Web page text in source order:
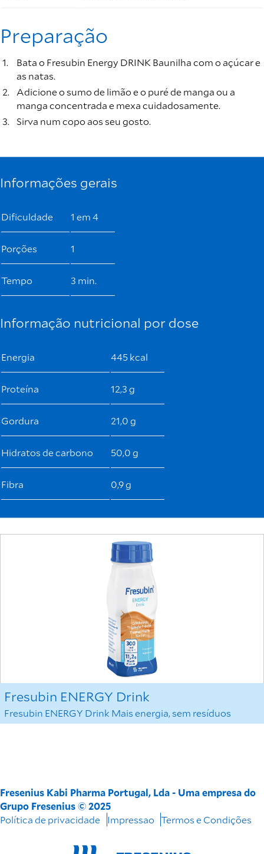
Preparação
Bata o Fresubin Energy DRINK Baunilha com o açúcar e
as natas.
Adicione o sumo de limão e o puré de manga ou a
manga concentrada e mexa cuidadosamente.
Sirva num copo aos seu gosto.
Informações gerais
Dificuldade 1 em 4
Porções 1
Tempo 3 min.
Informação nutricional por dose
Energia 445 kcal
Proteína 12,3 g
Gordura 21,0 g
Hidratos de carbono 50,0 g
Fibra 0,9 g
Fresubin ENERGY Drink
Fresubin ENERGY Drink Mais energia, sem resíduos
Fresenius Kabi Pharma Portugal, Lda - Uma empresa do
Grupo Fresenius © 2025
Política de privacidade
Impressao Termos e Condições